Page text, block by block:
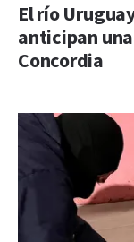
El río
anticipan
Concordia